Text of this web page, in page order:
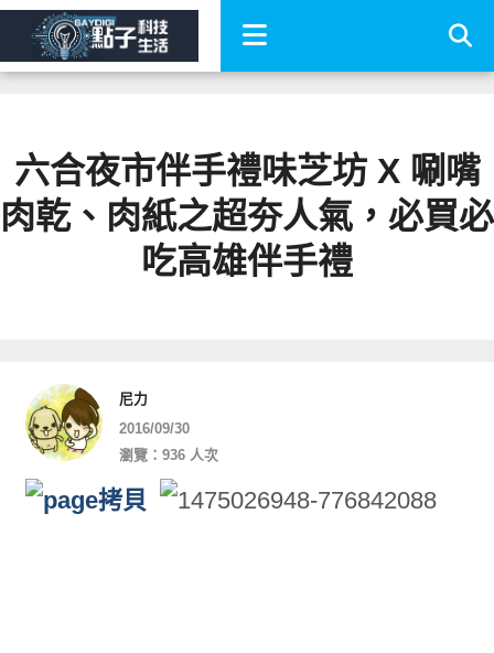
六合夜市伴手禮味芝坊 X 唰嘴
肉乾、肉紙之超夯人氣，必買必
吃高雄伴手禮
尼力
2016/09/30
瀏覽：936 人次